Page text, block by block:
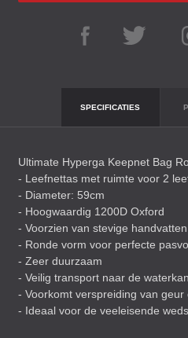
SPECIFICATIES
Ultimate Hyperga Keepnet Bag
- Leefnettas met ruimte voor 2
- Diameter: 59cm
- Hoogwaardig 1200D Oxford
- Voorzien van stevige handvatten
- Ronde vorm voor perfecte
- Zeer duurzaam
- Veilig transport naar de
- Voorkomt verspreiding van geur
- Ideaal voor de veeleisende